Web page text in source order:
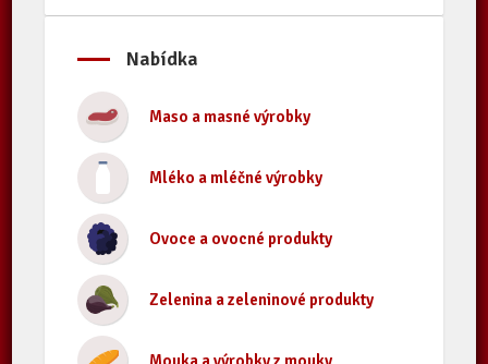
Nabídka
Maso a masné výrobky
Mléko a mléčné výrobky
Ovoce a ovocné produkty
Zelenina a zeleninové produkty